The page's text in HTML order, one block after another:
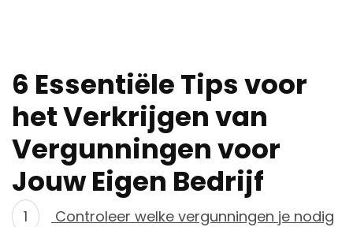
6 Essentiële Tips voor
het Verkrijgen van
Vergunningen voor
Jouw Eigen Bedrijf
Controleer welke vergunningen je nodig